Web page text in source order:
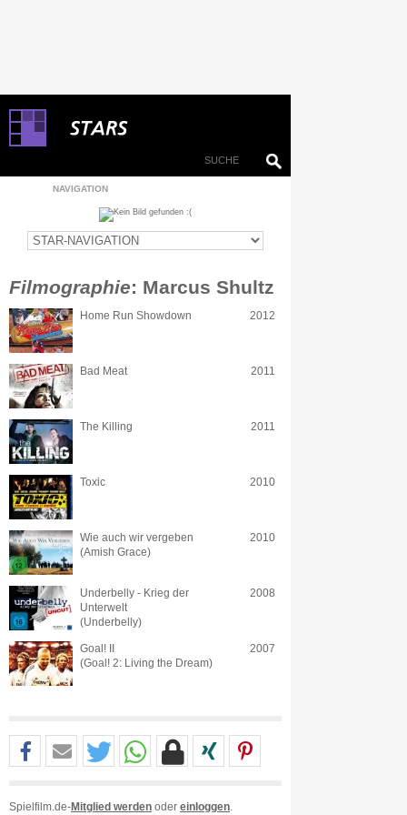
NAVIGATION
Filmographie: Marcus Shultz
Home Run Showdown 2012
Bad Meat 2011
The Killing 2011
Toxic 2010
Wie auch wir vergeben
(Amish Grace)
2010
Underbelly - Krieg der
Unterwelt
(Underbelly)
2008
Goal! II
(Goal! 2: Living the Dream)
2007
Spielfilm.de-Mitglied werden oder einloggen